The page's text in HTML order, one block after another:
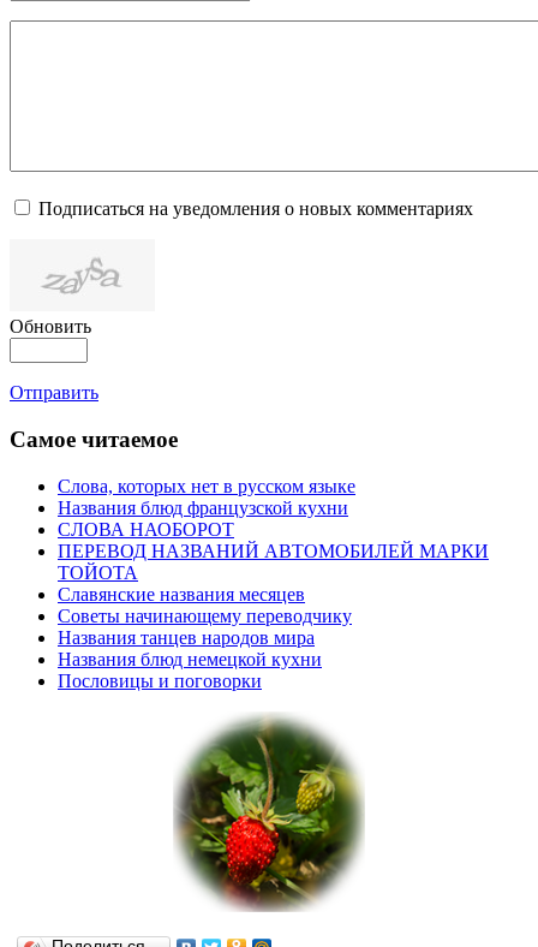
Подписаться на уведомления о новых комментариях
Обновить
Отправить
Самое читаемое
Слова, которых нет в русском языке
Названия блюд французской кухни
СЛОВА НАОБОРОТ
ПЕРЕВОД НАЗВАНИЙ АВТОМОБИЛЕЙ МАРКИ
ТОЙОТА
Славянские названия месяцев
Советы начинающему переводчику
Названия танцев народов мира
Названия блюд немецкой кухни
Пословицы и поговорки